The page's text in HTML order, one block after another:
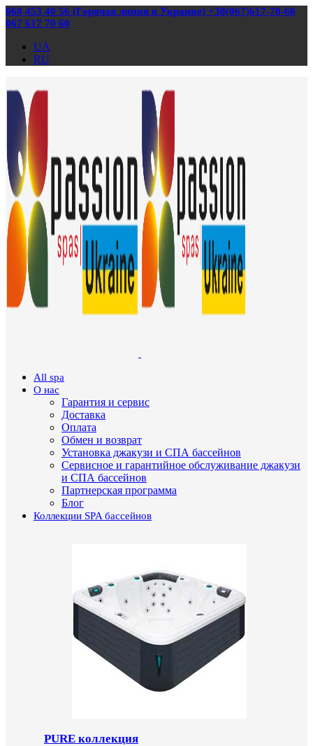
068 453 40 56 (Горячая линия в Украине) +38(067)617-70-60
067 617 70 60
UA
RU
All spa
О нас
Гарантия и сервис
Доставка
Оплата
Обмен и возврат
Установка джакузи и СПА бассейнов
Сервисное и гарантийное обслуживание джакузи
и СПА бассейнов
Партнерская программа
Блог
Коллекции SPA бассейнов
PURE коллекция